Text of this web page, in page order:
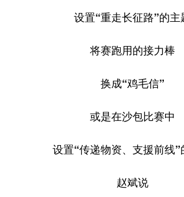
设置“重走长征路”的主
将赛跑用的接力棒
换成“鸡毛信”
或是在沙包比赛中
设置“传递物资、支援前线”
赵斌说